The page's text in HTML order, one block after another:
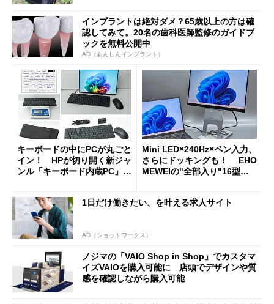
インプラントは絶対ダメ？65歳以上の方は確
認してみて。20名の歯科医師監修のガイドブ
ックを無料公開中
AD（あんしんインプラント）
キーボードの中にPCが丸ごと
イン！ HPが切り開く新ジャ
ンル「キーボード内蔵PC」の
Mini LED×240Hz×ペン入力、
さらにドッキングも！ EHO
MEWEIの"全部入り"16型モ
1日だけ働きたい、を叶える求人サイト
AD（ショットワークス）
ノジマの「VAIO Shop in Shop」でカスタマ
イズVAIOを購入可能に 店頭でデザインや質
感を確認しながら購入可能